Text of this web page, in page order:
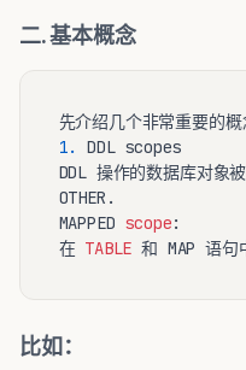
二. 基本概念
1.
DDL scopes
DDL 操作的数据库对象
OTHER.
MAPPED scope:
在 TABLE
比如：